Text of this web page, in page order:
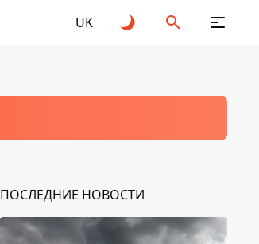
UK
ПОСЛЕДНИЕ НОВОСТИ